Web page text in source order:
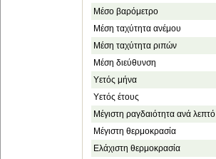
Μέσο βαρόμετρο
Μέση ταχύτητα ανέμου
Μέση ταχύτητα ριπών
Μέση διεύθυνση
Υετός μήνα
Υετός έτους
Μέγιστη ραγδαιότητα ανά λεπτό
Μέγιστη θερμοκρασία
Ελάχιστη θερμοκρασία